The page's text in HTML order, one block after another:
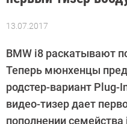
13.07.2017
Автор:
Давыдов
BMW i8 раскатывают
Теперь мюнхенцы
родстер-вариант
видео-тизер дает
пополнении семейства